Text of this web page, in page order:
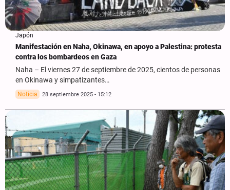
Japón
Manifestación en Naha, Okinawa, en apoyo a Palestina: protesta
contra los bombardeos en Gaza
Naha – El viernes 27 de septiembre de 2025, cientos de personas
en Okinawa y simpatizantes…
Noticia 28 septiembre 2025 - 15:12